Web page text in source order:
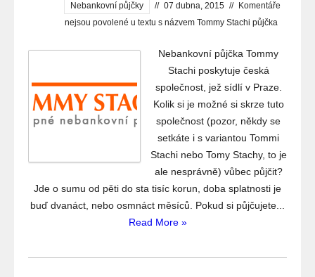
Nebankovní půjčky // 07 dubna, 2015 //
Komentáře
nejsou povolené u textu s názvem Tommy Stachi půjčka
Nebankovní půjčka Tommy
Stachi poskytuje česká
společnost, jež sídlí v Praze.
Kolik si je možné si skrze tuto
společnost (pozor, někdy se
setkáte i s variantou Tommi
Stachi nebo Tomy Stachy, to je
ale nesprávně) vůbec půjčit?
Jde o sumu od pěti do sta tisíc korun, doba splatnosti je
buď dvanáct, nebo osmnáct měsíců. Pokud si půjčujete...
Read More »